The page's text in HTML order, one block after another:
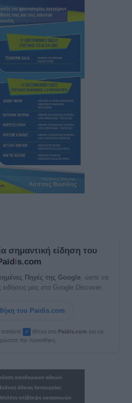
σημαντική είδηση του
is.com
Πηγές της Google , ώστε να
ειδήσεις μας στο Google Discover.
του Paidis.com
πατήστε ✓ δίπλα στο Paidis.com για να
την προσθήκη.